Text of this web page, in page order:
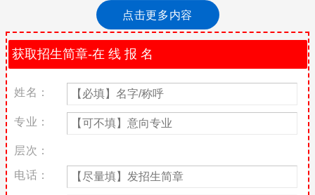
7900元/年。中专阶段每年减免2300元，入学实交5600元(不含第
三年预科学习段)。外省户籍学生入学时需将户口迁至学校。
招生对象：
应往届初中毕业生，须经我校面试及英语水平考核。
备注：
中专中专毕业免试到马来西亚留学医学本科，获护理学士学位。本
科毕业后可再直读一年制全日制硕士。(学费等详情请咨询学校招
办)
点击更多内容
姓名：
专业：
层次：
电话：